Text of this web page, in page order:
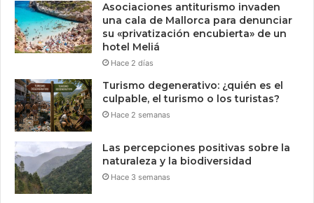
Asociaciones antiturismo invaden
una cala de Mallorca para denunciar
su «privatización encubierta» de un
hotel Meliá
Hace 2 días
Turismo degenerativo: ¿quién es el
culpable, el turismo o los turistas?
Hace 2 semanas
Las percepciones positivas sobre la
naturaleza y la biodiversidad
Hace 3 semanas